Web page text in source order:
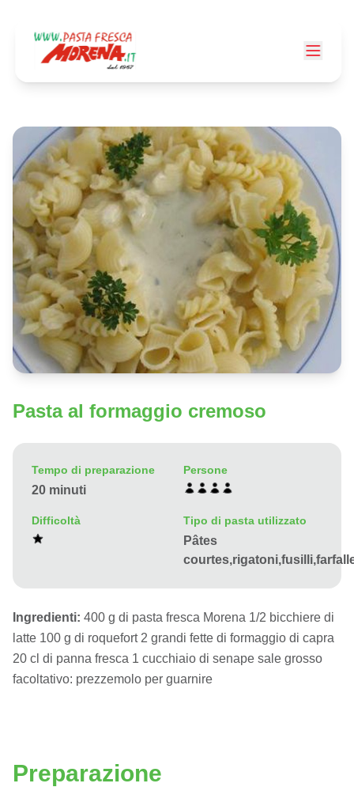
Pasta al formaggio cremoso
Tempo di preparazione
20 minuti
Persone
Difficoltà Tipo di pasta utilizzato
Pâtes
Ingredienti: 400 g di pasta fresca Morena 1/2 bicchiere di
latte 100 g di roquefort 2 grandi fette di formaggio di capra
20 cl di panna fresca 1 cucchiaio di senape sale grosso
facoltativo: prezzemolo per guarnire
Preparazione